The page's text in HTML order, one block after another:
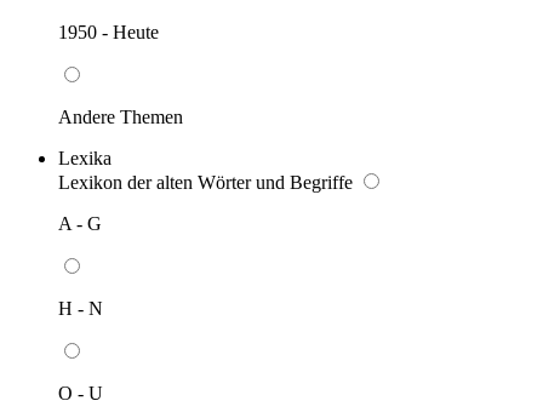
1950 - Heute
Andere Themen
Lexika
Lexikon der alten Wörter und Begriffe
A - G
H - N
O - U